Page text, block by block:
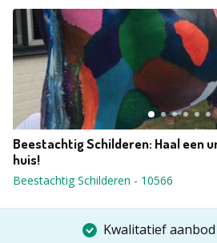
Beestachtig Schilderen: Haal een
huis!
Beestachtig Schilderen - 10566
Kwalitatief